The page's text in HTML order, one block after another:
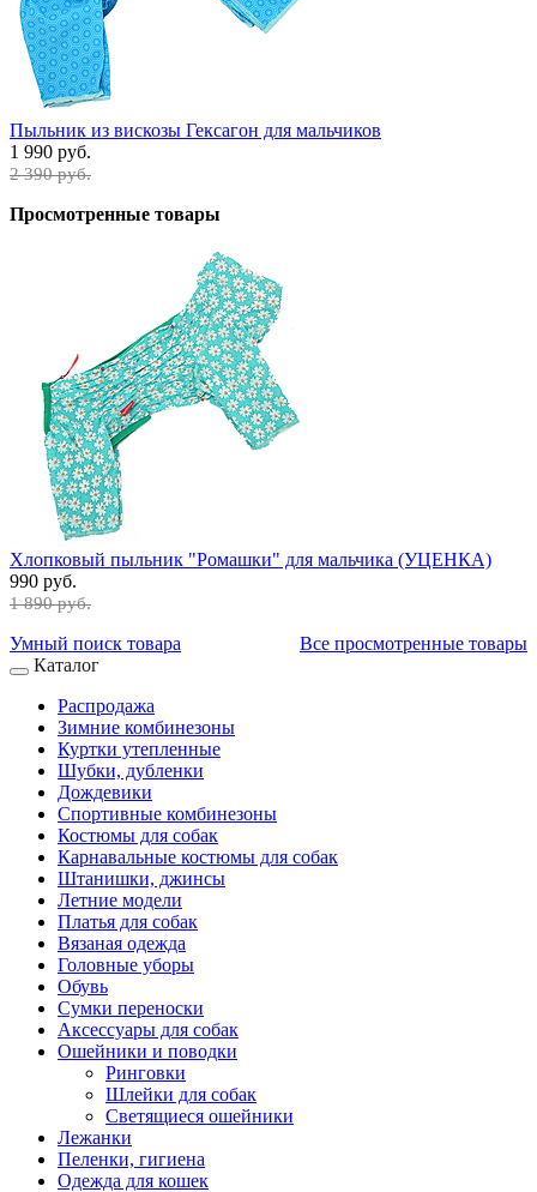
Пыльник из вискозы Гексагон для мальчиков
1 990 руб.
2 390 руб.
Просмотренные товары
Хлопковый пыльник "Ромашки" для мальчика (УЦЕНКА)
990 руб.
1 890 руб.
Все просмотренные товары
Умный поиск товара
Каталог
Распродажа
Зимние комбинезоны
Куртки утепленные
Шубки, дубленки
Дождевики
Спортивные комбинезоны
Костюмы для собак
Карнавальные костюмы для собак
Штанишки, джинсы
Летние модели
Платья для собак
Вязаная одежда
Головные уборы
Обувь
Сумки переноски
Аксессуары для собак
Ошейники и поводки
Ринговки
Шлейки для собак
Светящиеся ошейники
Лежанки
Пеленки, гигиена
Одежда для кошек